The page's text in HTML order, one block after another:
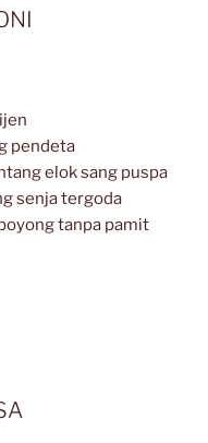
pendeta
elok sang puspa
senja tergoda
tanpa pamit